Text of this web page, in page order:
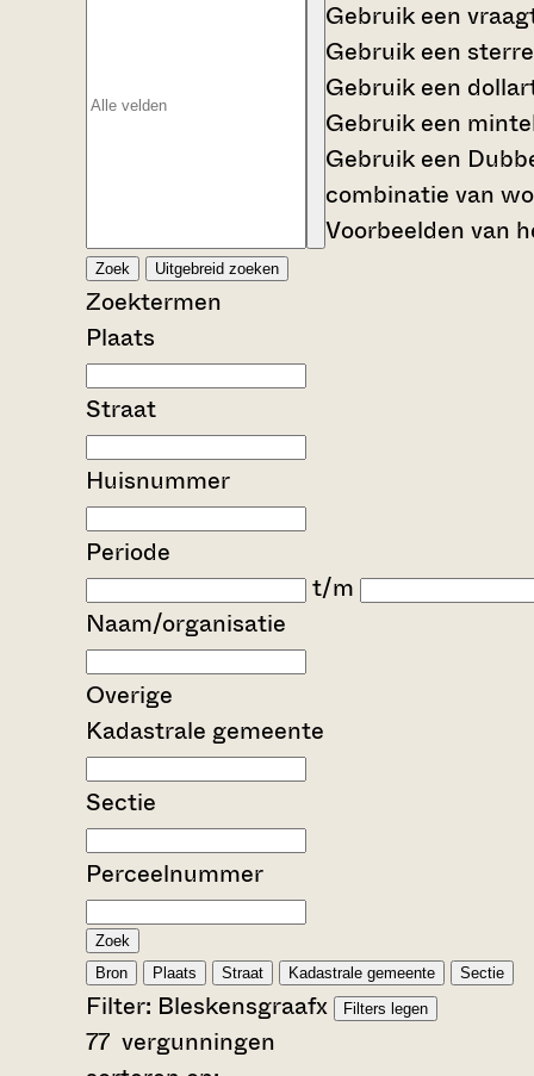
Gebruik een
Gebruik een
Gebruik een
Gebruik een
Gebruik een
combinatie van
Voorbeelden van
Zoek Uitgebreid zoeken
Zoektermen
Plaats
Straat
Huisnummer
Periode
t/m
Naam/organisatie
Overige
Kadastrale gemeente
Sectie
Perceelnummer
Zoek
Bron
Plaats Straat Kadastrale gemeente Sectie
Filter: Bleskensgraafx Filters legen
77 vergunningen